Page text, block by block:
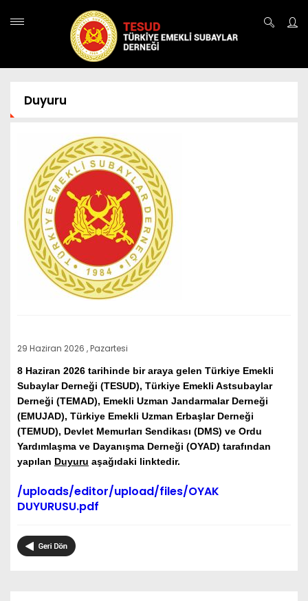
Duyuru
29 Haziran 2026 , Pazartesi
8 Haziran 2026 tarihinde bir araya gelen Türkiye Emekli
Subaylar Derneği (TESUD), Türkiye Emekli Astsubaylar
Derneği (TEMAD), Emekli Uzman Jandarmalar Derneği
(EMUJAD), Türkiye Emekli Uzman Erbaşlar Derneği
(TEMUD), Devlet Memurları Sendikası (DMS) ve Ordu
Yardımlaşma ve Dayanışma Derneği (OYAD) tarafından
yapılan Duyuru aşağıdaki linktedir.
/uploads/editor/upload/files/OYAK
DUYURUSU.pdf